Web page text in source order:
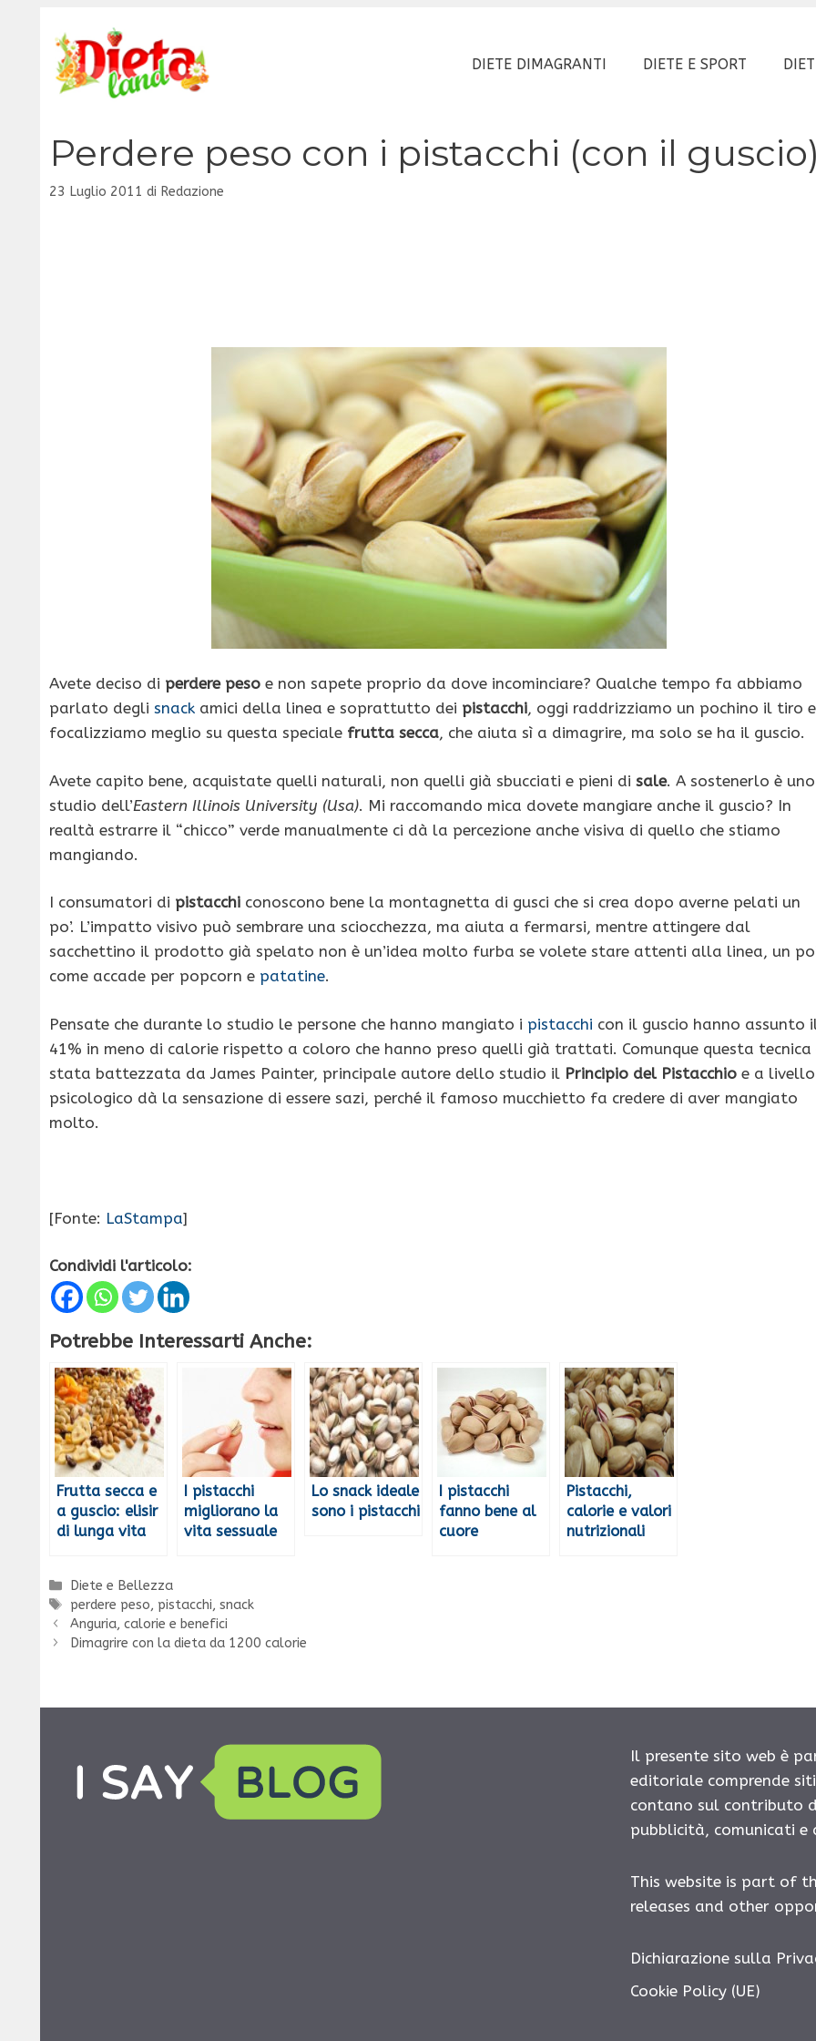
contenuto
DIETE DIMAGRANTI DIETE E SPORT
Perdere peso con i pistacchi (con il guscio)
23 Luglio 2011 di Redazione
Avete deciso di perdere peso e non sapete proprio da dove incominciare? Qualche tempo fa abbiamo
parlato degli snack amici della linea e soprattutto dei pistacchi, oggi raddrizziamo un pochino il tiro e
focalizziamo meglio su questa speciale frutta secca, che aiuta sì a dimagrire, ma solo se ha il guscio.
Avete capito bene, acquistate quelli naturali, non quelli già sbucciati e pieni di sale. A sostenerlo è uno
studio dell’Eastern Illinois University (Usa). Mi raccomando mica dovete mangiare anche il guscio? In
realtà estrarre il “chicco” verde manualmente ci dà la percezione anche visiva di quello che stiamo
mangiando.
I consumatori di pistacchi conoscono bene la montagnetta di gusci che si crea dopo averne pelati un
po’. L’impatto visivo può sembrare una sciocchezza, ma aiuta a fermarsi, mentre attingere dal
sacchettino il prodotto già spelato non è un’idea molto furba se volete stare attenti alla linea, un
come accade per popcorn e patatine.
Pensate che durante lo studio le persone che hanno mangiato i pistacchi con il guscio hanno assunto
41% in meno di calorie rispetto a coloro che hanno preso quelli già trattati. Comunque questa tecnica
stata battezzata da James Painter, principale autore dello studio il Principio del Pistacchio e a livello
psicologico dà la sensazione di essere sazi, perché il famoso mucchietto fa credere di aver mangiato
molto.
[Fonte: LaStampa]
Condividi l'articolo:
Potrebbe Interessarti Anche:
Frutta secca e
a guscio: elisir
di lunga vita
I pistacchi
migliorano la
vita sessuale
Lo snack ideale
sono i pistacchi
I pistacchi
fanno bene al
cuore
Pistacchi,
calorie e valori
nutrizionali
Categorie
Diete e Bellezza
Tag
perdere peso, pistacchi,snack
Anguria, calorie e benefici
Dimagrire con la dieta da 1200 calorie
Il presente sito web è
editoriale comprende
contano sul contributo
pubblicità, comunicati e
This website is part of
releases and other
Dichiarazione sulla
Cookie Policy (UE)